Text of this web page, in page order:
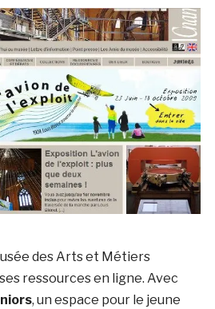
des Arts et Métiers
ressources en ligne. Avec
, un espace pour le jeune